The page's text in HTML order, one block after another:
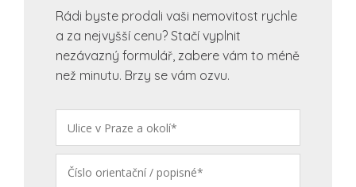
Rádi byste prodali vaši nemovitost rychle
a za nejvyšší cenu? Stačí vyplnit
nezávazný formulář, zabere vám to méně
než minutu. Brzy se vám ozvu.